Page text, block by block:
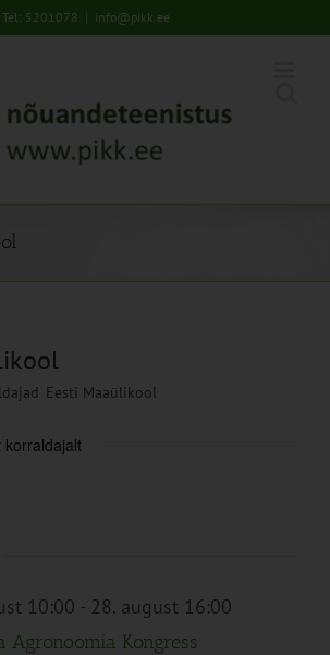
Tel: 5201078 | info@pikk.ee
Eesti Maaülikool
korraldajalt
10:00 - 28. august 16:00
Agronoomia Kongress